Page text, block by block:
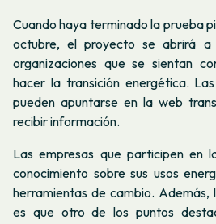
Cuando haya terminado la prueba
octubre, el proyecto se abrirá
organizaciones que se sientan
hacer la transición energética.
pueden apuntarse en la web
recibir información.
Las empresas que participen en
conocimiento sobre sus usos
herramientas de cambio.
es que otro de los puntos